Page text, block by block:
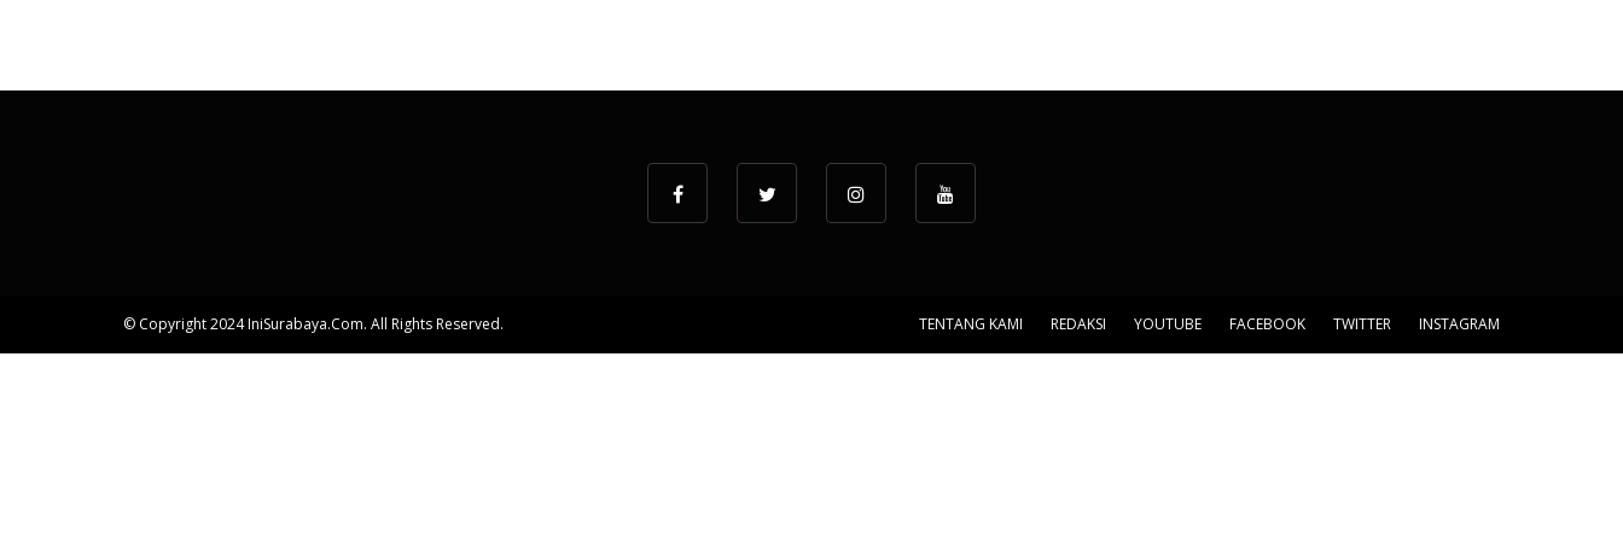
© Copyright 2024 IniSurabaya.com. All Rights Reserved. TENTANG KAMI REDAKSI YOUTUBE FACEBOOK TWITTER INSTAGRAM